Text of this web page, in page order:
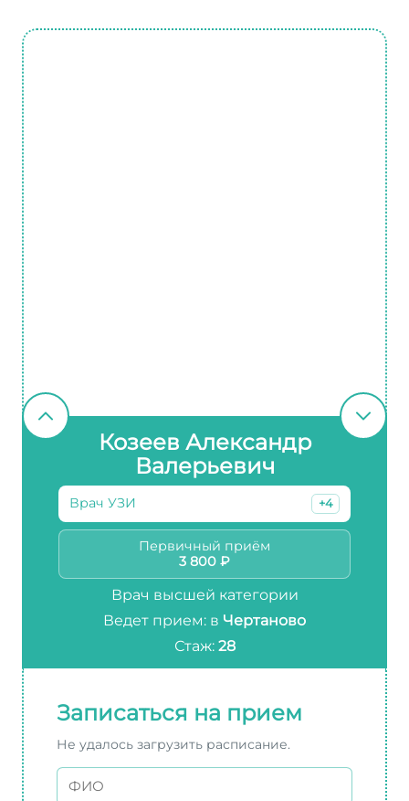
Козеев Александр
Валерьевич
Врач УЗИ +4
Первичный приём
3 800 ₽
Врач высшей категории
Ведет прием: в Чертаново
Стаж: 28
Записаться на прием
Не удалось загрузить расписание.